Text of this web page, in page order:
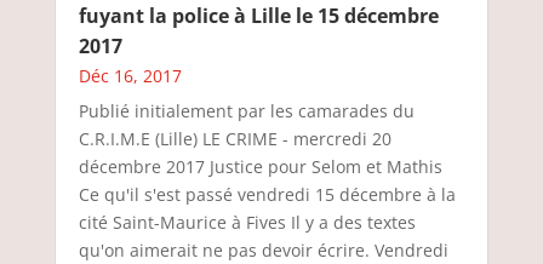
fuyant la police à Lille le 15 décembre
2017
Déc 16, 2017
Publié initialement par les camarades du
C.R.I.M.E (Lille) LE CRIME - mercredi 20
décembre 2017 Justice pour Selom et Mathis
Ce qu'il s'est passé vendredi 15 décembre à la
cité Saint-Maurice à Fives Il y a des textes
qu'on aimerait ne pas devoir écrire. Vendredi